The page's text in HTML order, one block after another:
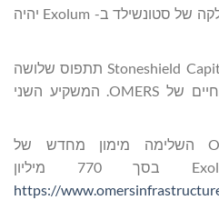
השלמת העסקה, סך כל חלקה של סטונשילד ב- Exolum יהיה
לאחר השלמת העסקה, Stoneshield Capital תתפוס שלושה
ממושבי הדירקטוריון הנוכחיים של OMERS. המשקיע השני
בדצמבר 2025, OMERS השלימה מימון מחדש של
אחזקותיה ב- Exolum בסך 770 מיליון
https://